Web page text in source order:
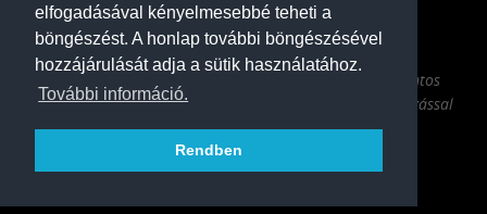
elfogadásával kényelmesebbé teheti a
böngészést. A honlap további böngészésével
hozzájárulását adja a sütik használatához.
További információ.
Rendben
A Ferencvárosi Torna Club hivatalos honlapja
Az oldalon található írott és képi anyagok csak a forrás pontos
megjelölésével, internetes felhasználás esetén aktív hivatkozással
használhatóak fel.